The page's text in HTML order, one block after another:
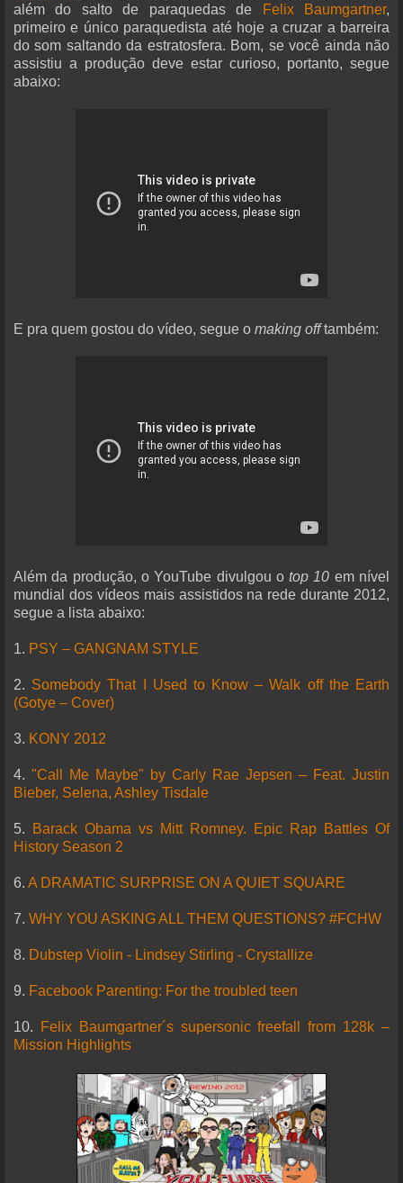
além do salto de paraquedas de
Felix Baumgartner,
primeiro e único paraquedista até hoje a cruzar a barreira
do som saltando da estratosfera. Bom, se você ainda não
assistiu a produção deve estar curioso, portanto, segue
abaixo:
E pra quem gostou do vídeo, segue o making offtambém:
Além da produção, o YouTube divulgou otop 10 em nível
mundial dos vídeos mais assistidos na rede durante 2012,
segue a lista abaixo:
1. PSY – GANGNAM STYLE
2. Somebody That I Used to Know – Walk off the Earth
(Gotye – Cover)
3. KONY 2012
4. "Call Me Maybe" by Carly Rae Jepsen – Feat. Justin
Bieber, Selena, Ashley Tisdale
5.
Barack Obama vs Mitt Romney. Epic Rap Battles Of
History Season 2
6. A DRAMATIC SURPRISE ON A QUIET SQUARE
7. WHY YOU ASKING ALL THEM QUESTIONS? #FCHW
8. Dubstep Violin - Lindsey Stirling - Crystallize
9. Facebook Parenting: For the troubled teen
10.
Felix Baumgartner´s supersonic freefall from 128k –
Mission Highlights